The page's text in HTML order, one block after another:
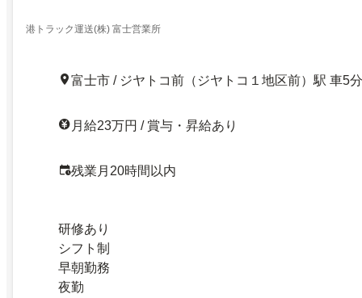
港トラック運送(株) 富士営業所
富士市 / ジヤトコ前（ジヤトコ１地区前）駅 車5分
月給23万円 / 賞与・昇給あり
残業月20時間以内
研修あり
シフト制
早朝勤務
夜勤